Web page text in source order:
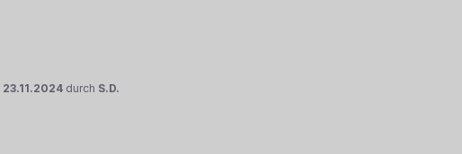
23.11.2024 durch S.D.